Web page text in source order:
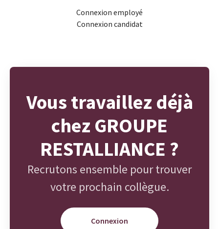
Connexion employé
Connexion candidat
Vous travaillez déjà
chez GROUPE
RESTALLIANCE ?
Recrutons ensemble pour trouver
votre prochain collègue.
Connexion